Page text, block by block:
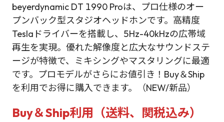
beyerdynamic DT 1990 Proは、プロ仕様のオー
プンバック型スタジオヘッドホンです。高精度
Teslaドライバーを搭載し、5Hz-40kHzの広帯域
再生を実現。優れた解像度と広大なサウンドステ
ージが特徴で、ミキシングやマスタリングに最適
です。プロモデルがさらにお値引き！Buy＆Ship
を利用でお得に購入できます。（NEW/新品）
Buy＆Ship利用（送料、関税込み）